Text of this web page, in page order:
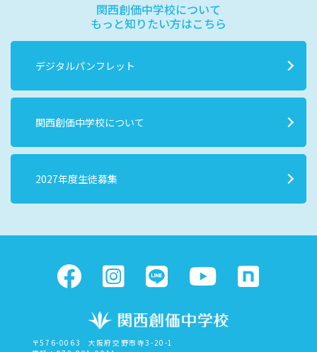
関西創価中学校について
もっと知りたい方はこちら
デジタルパンフレット
関西創価中学校について
2027年度生徒募集
〒576-0063
大阪府交野市寺3-20-1